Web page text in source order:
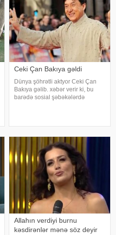
Ceki Çan Bakıya gəldi
Dünya şöhrətli aktyor Ceki Çan
Bakıya gəlib. xəbər verir ki, bu
barədə sosial şəbəkələrdə
adlı beynəlxalq fil
Allahın verdiyi burnu
kəsdirənlər mənə söz deyir